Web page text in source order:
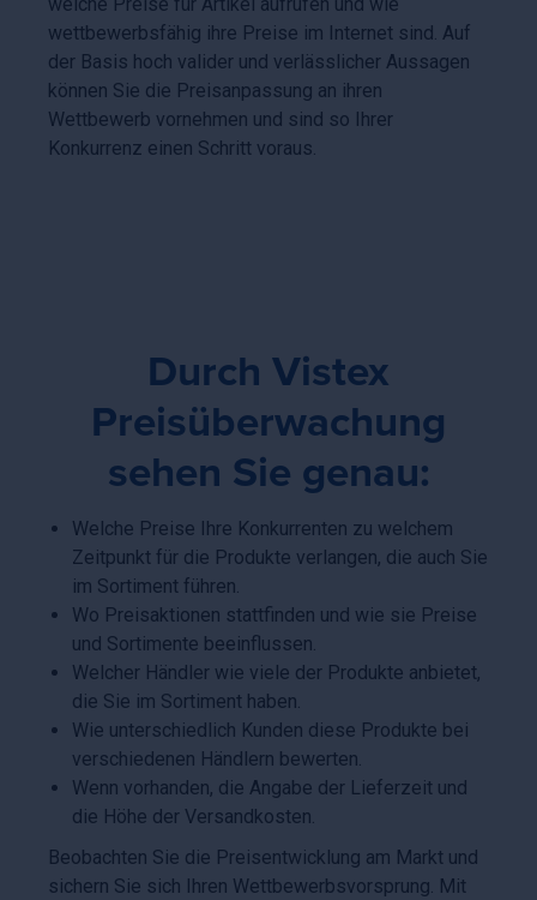
wettbewerbsfähig ihre Preise im Internet sind. Auf
der Basis hoch valider und verlässlicher Aussagen
können Sie die Preisanpassung an ihren
Wettbewerb vornehmen und sind so Ihrer
Konkurrenz einen Schritt voraus.
Durch Vistex
Preisüberwachung
sehen Sie genau:
Welche Preise Ihre Konkurrenten zu welchem
Zeitpunkt für die Produkte verlangen, die auch Sie
im Sortiment führen.
Wo Preisaktionen stattfinden und wie sie Preise
und Sortimente beeinflussen.
Welcher Händler wie viele der Produkte anbietet,
die Sie im Sortiment haben.
Wie unterschiedlich Kunden diese Produkte bei
verschiedenen Händlern bewerten.
Wenn vorhanden, die Angabe der Lieferzeit und
die Höhe der Versandkosten.
Beobachten Sie die Preisentwicklung am Markt und
sichern Sie sich Ihren Wettbewerbsvorsprung. Mit